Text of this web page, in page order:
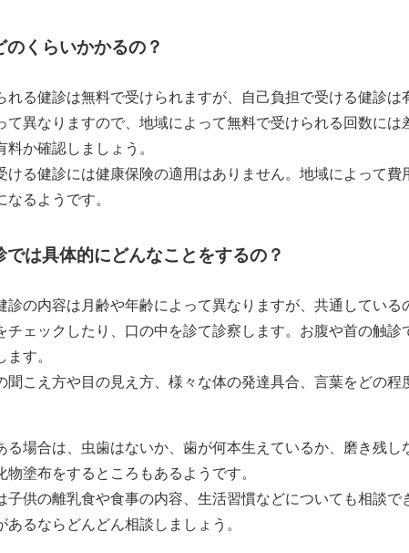
のくらいかかるの？
れる健診は無料で受けられますが、自己負担で受ける健診は
て異なりますので、地域によって無料で受けられる回数に
料か確認しましょう。
ける健診には健康保険の適用はありません。地域によって
なるようです。
では具体的にどんなことをするの？
診の内容は月齢や年齢によって異なりますが、共通してい
チェックしたり、口の中を診て診察します。お腹や首の触診
ます。
聞こえ方や目の見え方、様々な体の発達具合、言葉をどの程
る場合は、虫歯はないか、歯が何本生えているか、磨き残し
物塗布をするところもあるようです。
子供の離乳食や食事の内容、生活習慣などについても相談で
あるならどんどん相談しましょう。